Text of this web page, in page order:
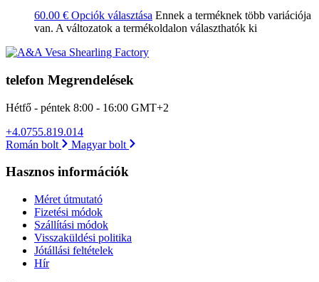
60.00 € Opciók választása Ennek a terméknek több variációja
van. A változatok a termékoldalon választhatók ki
telefon Megrendelések
Hétfő - péntek 8:00 - 16:00 GMT+2
+4.0755.819.014
Román bolt
Magyar bolt
Hasznos információk
Méret útmutató
Fizetési módok
Szállítási módok
Visszaküldési politika
Jótállási feltételek
Hír